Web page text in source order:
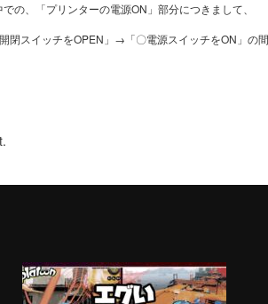
の、「プリンターの電源ON」部分につきまして、
閉スイッチをOPEN」→「〇電源スイッチをON」の